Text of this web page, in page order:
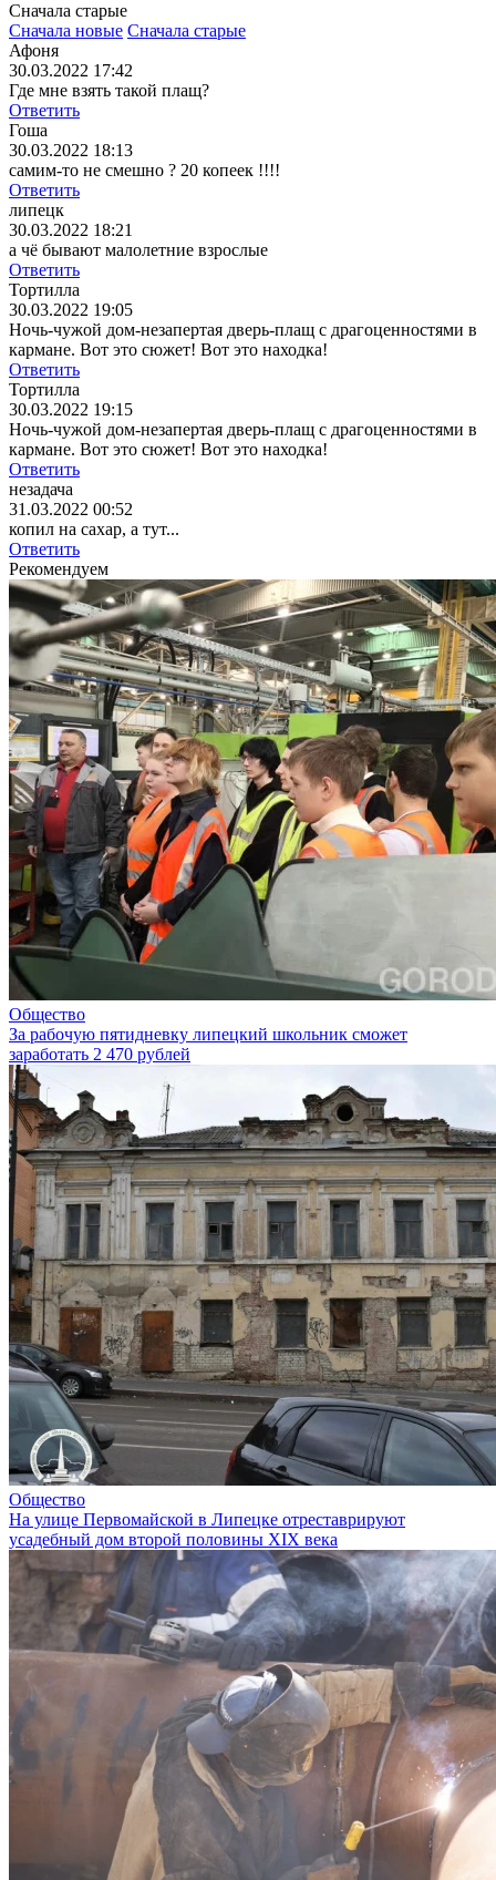
Сначала старые
Сначала новые Сначала старые
Афоня
30.03.2022 17:42
Где мне взять такой плащ?
Ответить
Гоша
30.03.2022 18:13
самим-то не смешно ? 20 копеек !!!!
Ответить
липецк
30.03.2022 18:21
а чё бывают малолетние взрослые
Ответить
Тортилла
30.03.2022 19:05
Ночь-чужой дом-незапертая дверь-плащ с драгоценностями в
кармане. Вот это сюжет! Вот это находка!
Ответить
Тортилла
30.03.2022 19:15
Ночь-чужой дом-незапертая дверь-плащ с драгоценностями в
кармане. Вот это сюжет! Вот это находка!
Ответить
незадача
31.03.2022 00:52
копил на сахар, а тут...
Ответить
Рекомендуем
Общество
За рабочую пятидневку липецкий школьник сможет
заработать 2 470 рублей
Общество
На улице Первомайской в Липецке отреставрируют
усадебный дом второй половины XIX века